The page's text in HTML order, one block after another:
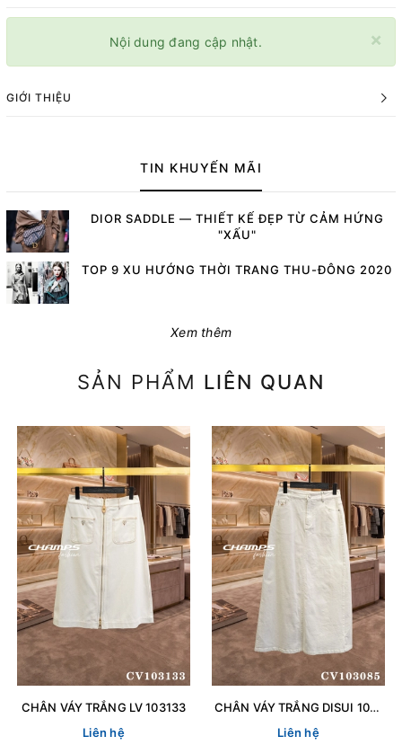
×
Nội dung đang cập nhật.
GIỚI THIỆU
TIN KHUYẾN MÃI
DIOR SADDLE — THIẾT KẾ ĐẸP TỪ CẢM HỨNG
"XẤU"
TOP 9 XU HƯỚNG THỜI TRANG THU-ĐÔNG 2020
Xem thêm
SẢN PHẨM LIÊN QUAN
CHÂN VÁY TRẮNG LV 103133
Liên hệ
CHÂN VÁY TRẮNG DISUI 103085
Liên hệ